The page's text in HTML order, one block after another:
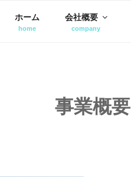
ホーム 会社概要
事業概要